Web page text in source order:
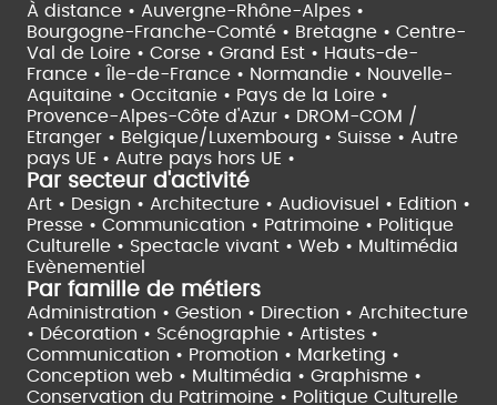
À distance • Auvergne-Rhône-Alpes •
Bourgogne-Franche-Comté • Bretagne • Centre-
Val de Loire • Corse • Grand Est • Hauts-de-
France •
Île-de-France • Normandie • Nouvelle-
Aquitaine • Occitanie • Pays de la Loire •
Provence-Alpes-Côte d'Azur • DROM-COM /
Etranger • Belgique/Luxembourg • Suisse • Autre
pays UE • Autre pays hors UE •
Par secteur d'activité
Art • Design • Architecture • Audiovisuel • Edition •
Presse • Communication • Patrimoine • Politique
Culturelle • Spectacle vivant • Web • Multimédia
Evènementiel
Par famille de métiers
Administration • Gestion • Direction • Architecture
• Décoration • Scénographie • Artistes •
Communication • Promotion • Marketing •
Conception web • Multimédia • Graphisme •
Conservation du Patrimoine • Politique Culturelle